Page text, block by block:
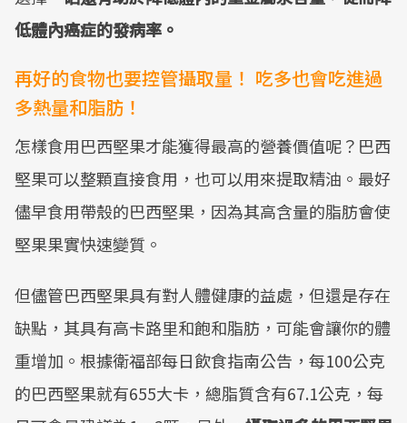
低體內癌症的發病率。
再好的食物也要控管攝取量！ 吃多也會吃進過
多熱量和脂肪！
怎樣食用巴西堅果才能獲得最高的營養價值呢？巴西
堅果可以整顆直接食用，也可以用來提取精油。最好
儘早食用帶殼的巴西堅果，因為其高含量的脂肪會使
堅果果實快速變質。
但儘管巴西堅果具有對人體健康的益處，但還是存在
缺點，其具有高卡路里和飽和脂肪，可能會讓你的體
重增加。根據衛福部每日飲食指南公告，每100公克
的巴西堅果就有655大卡，總脂質含有67.1公克，每